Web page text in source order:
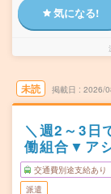
気になる!
未読 掲載日 2026/
＼週2～3日
働組合▼ア
交通費別途支給あり
派遣